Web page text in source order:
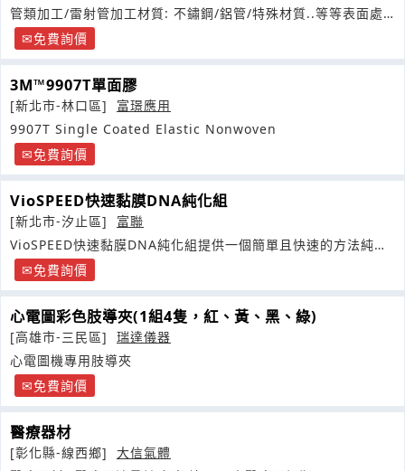
管類加工/雷射管加工材質: 不鏽鋼/鋁管/特殊材質..等等表面處
理 免費詢價
3M™9907T單面膠
[新北市-林口區]
富璟應用
9907T Single Coated Elastic Nonwoven
免費詢價
VioSPEED快速黏膜DNA純化組
[新北市-汐止區]
富聯
VioSPEED快速黏膜DNA純化組提供一個簡單且快速的方法純化
出黏膜免費詢價
心電圖彩色肢導夾(1組4隻，紅、黃、黑、綠)
[高雄市-三民區]
瑞達儀器
心電圖機專用肢導夾
免費詢價
醫療器材
[彰化縣-線西鄉]
大信氣體